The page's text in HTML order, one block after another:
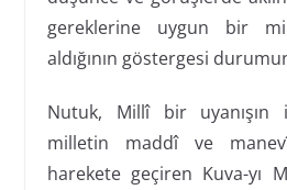
gereklerine uygun bir
aldığının göstergesi
Nutuk, Millî bir
milletin maddî ve
harekete geçiren Kuva-yı